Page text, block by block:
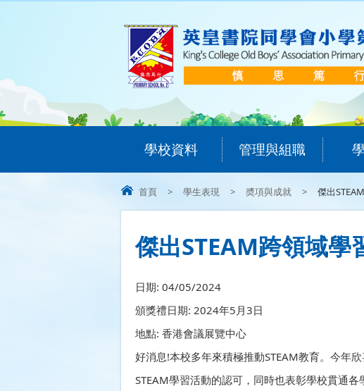
學校資料 管理與組職
首頁 > 學生表現 > 奬項與成就 > 傑出
傑出STEAM跨領域學
日期: 04/05/2024
頒獎禮日期: 2024年5月3日
地點: 香港會議展覽中心
好消息!本校多年來積極推動STEAM教育。今年
STEAM學習活動的認可，同時也表彰學校貫通